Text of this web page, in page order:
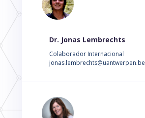
Dr. Jonas Lembrechts
Colaborador Internacional
jonas.lembrechts@uantwerpen.be